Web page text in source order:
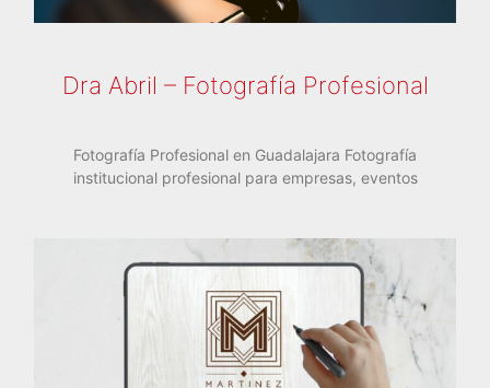
Dra Abril – Fotografía Profesional
Fotografía Profesional en Guadalajara Fotografía
institucional profesional para empresas, eventos